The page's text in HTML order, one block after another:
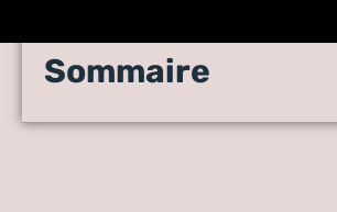
une bonne publicité
Sommaire